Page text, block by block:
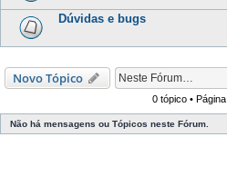
Dúvidas e bugs
Novo Tópico
0 tópico • Página
Não há mensagens ou Tópicos neste Fórum.